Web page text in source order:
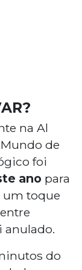
na Al
de
foi
ano para
um toque
anulado.
do